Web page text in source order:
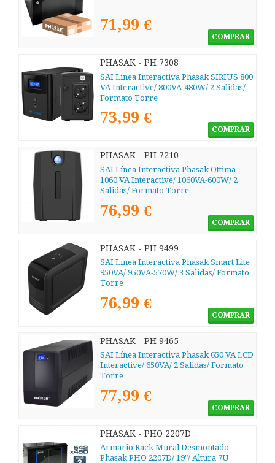
71,99 €
COMPRAR
PHASAK - PH 7308
SAI Línea Interactiva Phasak SIRIUS 800
VA Interactive/ 800VA-480W/ 2 Salidas/
Formato Torre
73,99 €
COMPRAR
PHASAK - PH 7210
SAI Línea Interactiva Phasak Ottima
1060 VA Interactive/ 1060VA-600W/ 2
Salidas/ Formato Torre
76,99 €
COMPRAR
PHASAK - PH 9499
SAI Línea Interactiva Phasak Smart Lite
950VA/ 950VA-570W/ 3 Salidas/ Formato
Torre
76,99 €
COMPRAR
PHASAK - PH 9465
SAI Línea Interactiva Phasak 650 VA LCD
Interactive/ 650VA/ 2 Salidas/ Formato
Torre
77,99 €
COMPRAR
PHASAK - PHO 2207D
Armario Rack Mural Desmontado
Phasak PHO 2207D/ 19"/ Altura 7U